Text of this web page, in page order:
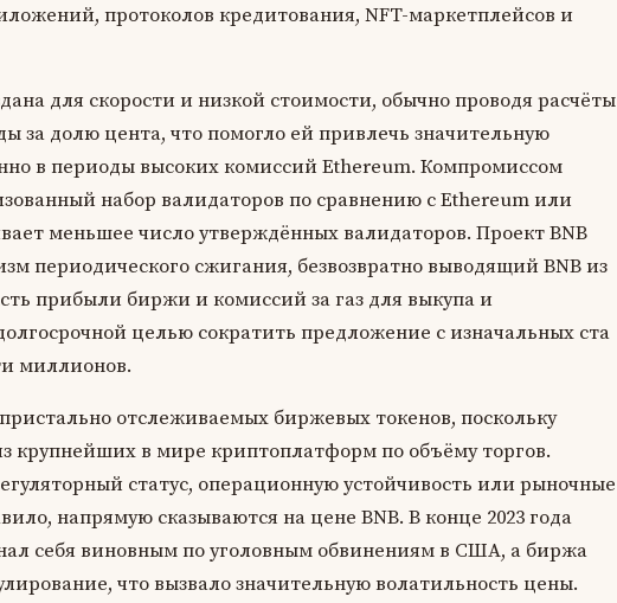
протоколов кредитования, NFT-маркетплейсов и
для скорости и низкой стоимости, обычно проводя расчёты
за долю цента, что помогло ей привлечь значительную
в периоды высоких комиссий Ethereum. Компромиссом
набор валидаторов по сравнению с Ethereum или
меньшее число утверждённых валидаторов. Проект BNB
периодического сжигания, безвозвратно выводящий BNB из
прибыли биржи и комиссий за газ для выкупа и
целью сократить предложение с изначальных ста
миллионов.
отслеживаемых биржевых токенов, поскольку
крупнейших в мире криптоплатформ по объёму торгов.
статус, операционную устойчивость или рыночные
напрямую сказываются на цене BNB. В конце 2023 года
себя виновным по уголовным обвинениям в США, а биржа
что вызвало значительную волатильность цены.